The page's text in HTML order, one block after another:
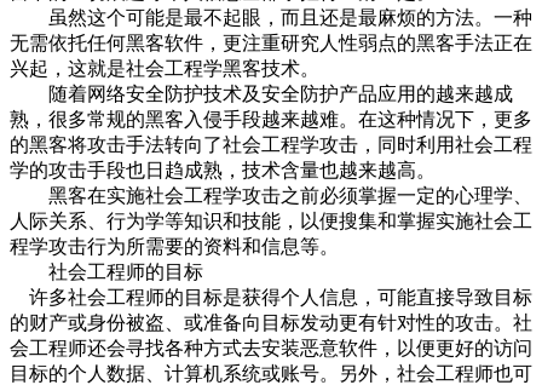
虽然这个可能是最不起眼，而且还是最麻烦的方法。一种
无需依托任何黑客软件，更注重研究人性弱点的黑客手法正在
兴起，这就是社会工程学黑客技术。
随着网络安全防护技术及安全防护产品应用的越来越成
熟，很多常规的黑客入侵手段越来越难。在这种情况下，更多
的黑客将攻击手法转向了社会工程学攻击，同时利用社会工程
学的攻击手段也日趋成熟，技术含量也越来越高。
黑客在实施社会工程学攻击之前必须掌握一定的心理学、
人际关系、行为学等知识和技能，以便搜集和掌握实施社会工
程学攻击行为所需要的资料和信息等。
社会工程师的目标
许多社会工程师的目标是获得个人信息，可能直接导致目标
的财产或身份被盗、或准备向目标发动更有针对性的攻击。社
会工程师还会寻找各种方式去安装恶意软件，以便更好的访问
目标的个人数据、计算机系统或账号。另外，社会工程师也可